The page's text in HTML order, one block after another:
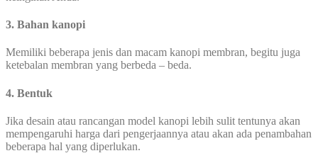
3. Bahan kanopi
Memiliki beberapa jenis dan macam kanopi membran, begitu juga
ketebalan membran yang berbeda – beda.
4. Bentuk
Jika desain atau rancangan model kanopi lebih sulit tentunya akan
mempengaruhi harga dari pengerjaannya atau akan ada penambahan
beberapa hal yang diperlukan.